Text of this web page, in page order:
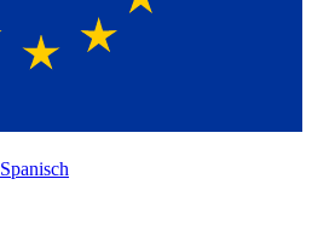
Spanisch